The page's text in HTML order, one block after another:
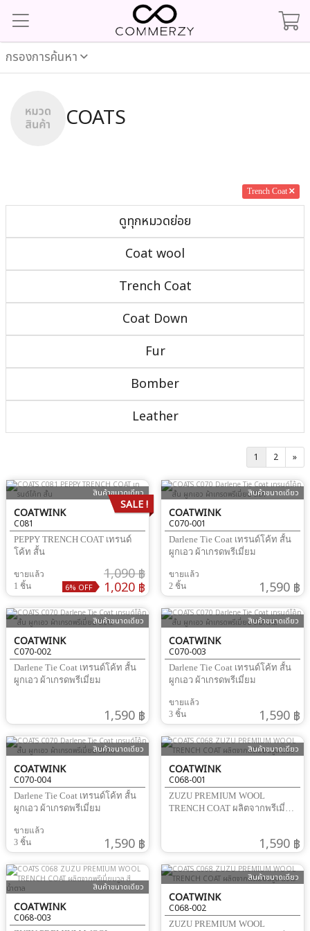
กรองการค้นหา
COATS
Trench Coat
ดูทุกหมวดย่อย
Coat wool
Trench Coat
Coat Down
Fur
Bomber
Leather
1 2 »
สินค้าขนาดเดียว
COATWINK
C081
PEPPY TRENCH COAT เทรนด์
โค้ท สั้น
ขายแล้ว
1 ชิ้น
1,090 ฿
1,020 ฿
6% OFF
SALE !
สินค้าขนาดเดียว
COATWINK
C070-001
Darlene Tie Coat เทรนด์โค้ท สั้น
ผูกเอว ผ้าเกรดพรีเมี่ยม
ขายแล้ว
2 ชิ้น
1,590 ฿
สินค้าขนาดเดียว
COATWINK
C070-002
Darlene Tie Coat เทรนด์โค้ท สั้น
ผูกเอว ผ้าเกรดพรีเมี่ยม
1,590 ฿
สินค้าขนาดเดียว
COATWINK
C070-003
Darlene Tie Coat เทรนด์โค้ท สั้น
ผูกเอว ผ้าเกรดพรีเมี่ยม
ขายแล้ว
3 ชิ้น
1,590 ฿
สินค้าขนาดเดียว
COATWINK
C070-004
Darlene Tie Coat เทรนด์โค้ท สั้น
ผูกเอว ผ้าเกรดพรีเมี่ยม
ขายแล้ว
3 ชิ้น
1,590 ฿
สินค้าขนาดเดียว
COATWINK
C068-001
ZUZU PREMIUM WOOL
TRENCH COAT ผลิตจากพรีเมี่
1,590 ฿
สินค้าขนาดเดียว
COATWINK
C068-003
สินค้าขนาดเดียว
COATWINK
C068-002
ZUZU PREMIUM WOOL